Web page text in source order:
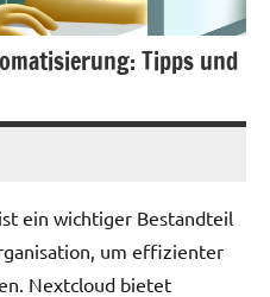
Tipps und
ein wichtiger Bestandteil
um effizienter
Nextcloud bietet